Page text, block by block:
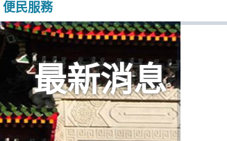
便民服務
最新消息